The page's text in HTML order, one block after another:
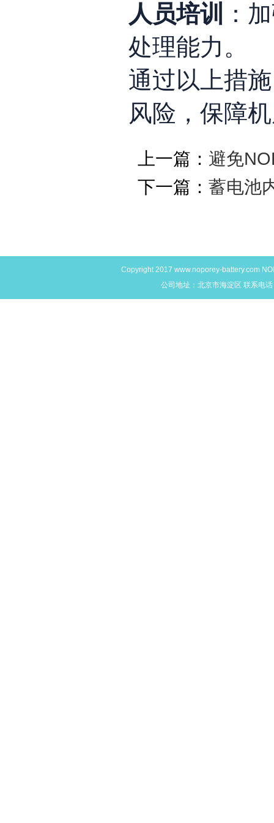
人员培训
：
处理能力 。
通过以上措
风险，保障
上一篇： 避免
下一篇： 蓄电池
Copyright 2017 www.noporey-battery.com
公司地址：北京市海淀区 联系电